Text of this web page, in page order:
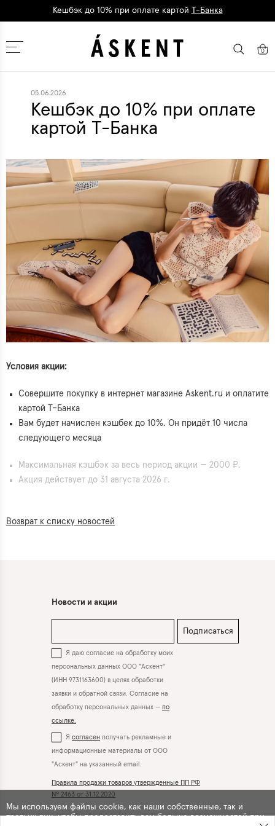
Кешбэк до 10% при оплате картой Т-Банка
Москва 0
05.06.2026
Кешбэк до 10% при оплате
картой Т-Банка
Условия акции:
Совершите покупку в интернет магазине Askent.ru и оплатите
картой Т–Банка
Вам будет начислен кэшбек до 10%. Он придёт 10 числа
следующего месяца
Максимальная кэшбэк за весь период акции — 2000 ₽.
Акция действует до 31 августа 2026 г.
Возврат к списку новостей
Новости и акции
Подписаться
Я даю согласие на обработку моих
персональных данных ООО "Аскент"
(ИНН 9731163600) в целях обработки
заявки и обратной связи. Согласие на
обработку персональных данных — по
ссылке.
Я согласен получать рекламные и
информационные материалы от ООО
"Аскент" на указанный email.
Правила продажи товаров утвержденные ПП РФ
№ 2463 от 31.12.2020
Мы используем файлы cookie, как наши собственные, так и
третьих лиц, чтобы предоставить вам больше возможностей при